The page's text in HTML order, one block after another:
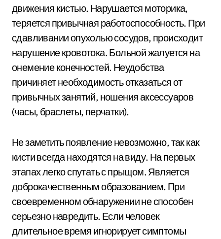
движения кистью. Нарушается моторика,
теряется привычная работоспособность. При
сдавливании опухолью сосудов, происходит
нарушение кровотока. Больной жалуется на
онемение конечностей. Неудобства
причиняет необходимость отказаться от
привычных занятий, ношения аксессуаров
(часы, браслеты, перчатки).
Не заметить появление невозможно, так как
кисти всегда находятся на виду. На первых
этапах легко спутать с прыщом. Является
доброкачественным образованием. При
своевременном обнаружении не способен
серьезно навредить. Если человек
длительное время игнорирует симптомы